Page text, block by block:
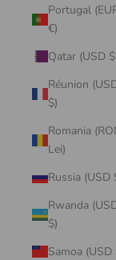
Portugal
€)
Qatar
Réunion
$)
Romania
Lei)
Rwanda
$)